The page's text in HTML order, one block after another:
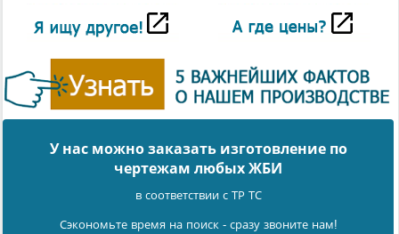
У нас можно заказать изготовление по
чертежам любых ЖБИ
в соответствии с ТР ТС
Сэкономьте время на поиск - сразу звоните нам!